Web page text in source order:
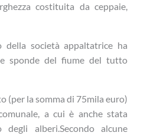
costituita da ceppaie,
della società appaltatrice ha
sponde del fiume del tutto
(per la somma di 75mila euro)
a cui è anche stata
alberi.Secondo alcune